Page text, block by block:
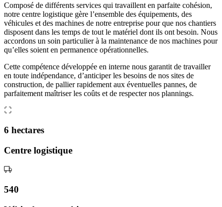
Composé de différents services qui travaillent en parfaite cohésion,
notre centre logistique gère l’ensemble des équipements, des
véhicules et des machines de notre entreprise pour que nos chantiers
disposent dans les temps de tout le matériel dont ils ont besoin. Nous
accordons un soin particulier à la maintenance de nos machines pour
qu’elles soient en permanence opérationnelles.
Cette compétence développée en interne nous garantit de travailler
en toute indépendance, d’anticiper les besoins de nos sites de
construction, de pallier rapidement aux éventuelles pannes, de
parfaitement maîtriser les coûts et de respecter nos plannings.
6 hectares
Centre logistique
540